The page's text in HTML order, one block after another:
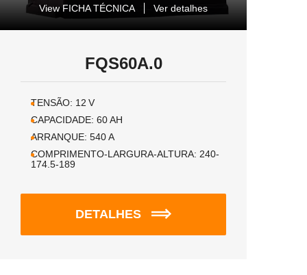
View FICHA TÉCNICA Ver detalhes
FQS60A.0
TENSÃO: 12 V
CAPACIDADE: 60AH
ARRANQUE: 540A
COMPRIMENTO-LARGURA-ALTURA: 240-
174.5-189
DETALHES